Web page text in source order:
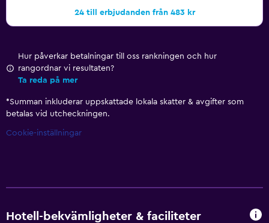
24 till erbjudanden från 483 kr
Hur påverkar betalningar till oss rankningen och hur
rangordnar vi resultaten?
Ta reda på mer
*Summan inkluderar uppskattade lokala skatter & avgifter som
betalas vid utcheckningen.
Cookie-inställningar
Hotell-bekvämligheter & faciliteter